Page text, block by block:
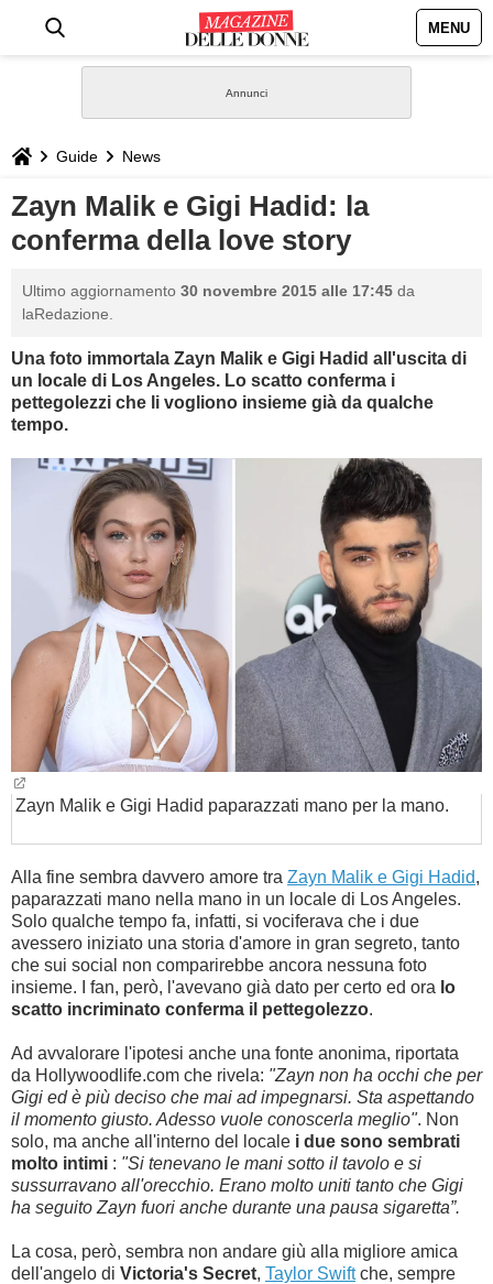
MENU
STILE
BIOGRAFIE
DEFINIZIONI
GASTRONOMIA
CAPELLI
SESSO
BAMBINO
GUIDE
FORUM
Guide News
Zayn Malik e Gigi Hadid: la
conferma della love story
Ultimo aggiornamento 30 novembre 2015 alle 17:45 da
laRedazione.
Una foto immortala Zayn Malik e Gigi Hadid all'uscita di
un locale di Los Angeles. Lo scatto conferma i
pettegolezzi che li vogliono insieme già da qualche
tempo.
Zayn Malik e Gigi Hadid paparazzati mano per la mano.
Alla fine sembra davvero amore tra Zayn Malik e Gigi Hadid,
paparazzati mano nella mano in un locale di Los Angeles.
Solo qualche tempo fa, infatti, si vociferava che i due
avessero iniziato una storia d'amore in gran segreto, tanto
che sui social non comparirebbe ancora nessuna foto
insieme. I fan, però, l'avevano già dato per certo ed ora lo
scatto incriminato conferma il pettegolezzo.
Ad avvalorare l'ipotesi anche una fonte anonima, riportata
da Hollywoodlife.com che rivela: "Zayn non ha occhi che per
Gigi ed è più deciso che mai ad impegnarsi. Sta aspettando
il momento giusto. Adesso vuole conoscerla meglio". Non
solo, ma anche all'interno del locale i due sono sembrati
molto intimi : "Si tenevano le mani sotto il tavolo e si
sussurravano all'orecchio. Erano molto uniti tanto che Gigi
ha seguito Zayn fuori anche durante una pausa sigaretta”.
La cosa, però, sembra non andare giù alla migliore amica
dell'angelo di Victoria's Secret, Taylor Swiftche, sempre